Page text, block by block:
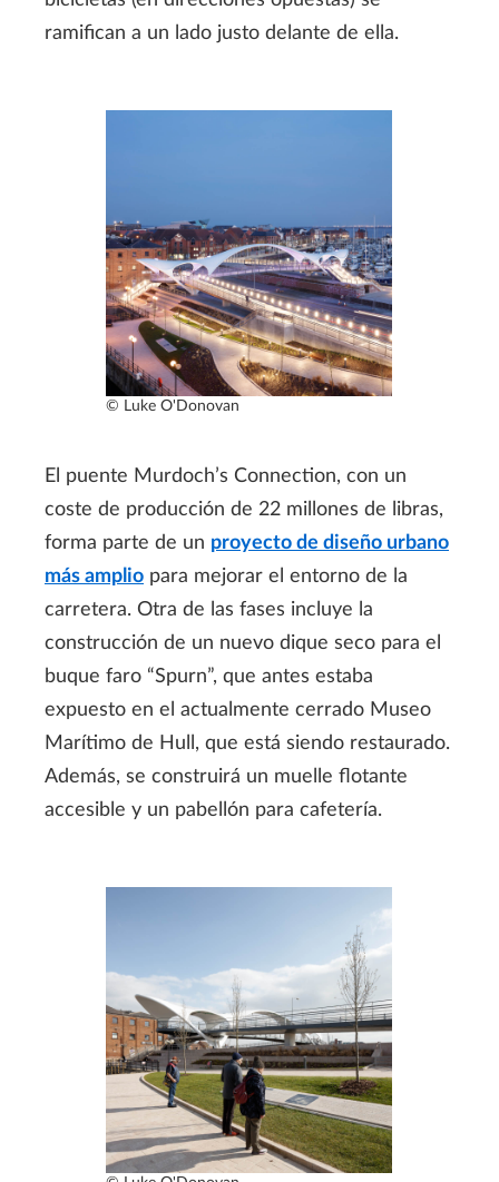
ramifican a un lado justo delante de ella.
© Luke O'Donovan
El puente Murdoch’s Connection, con un
coste de producción de 22 millones de libras,
forma parte de un proyecto de diseño urbano
más amplio para mejorar el entorno de la
carretera. Otra de las fases incluye la
construcción de un nuevo dique seco para el
buque faro “Spurn”, que antes estaba
expuesto en el actualmente cerrado Museo
Marítimo de Hull, que está siendo restaurado.
Además, se construirá un muelle flotante
accesible y un pabellón para cafetería.